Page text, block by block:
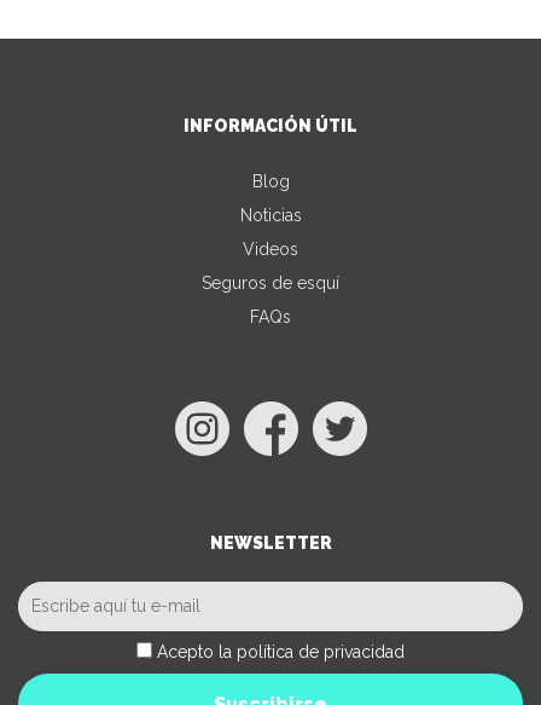
INFORMACIÓN ÚTIL
Blog
Noticias
Videos
Seguros de esquí
FAQs
NEWSLETTER
Acepto la política de privacidad